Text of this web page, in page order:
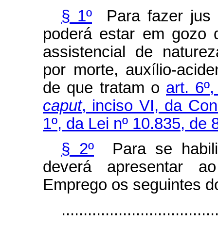
§ 1º Para fazer jus
poderá estar em gozo
assistencial de
por morte, auxílio-
de que tratam o art.
caput, inciso VI, da
1º, da Lei nº 10.835, de
§ 2º Para se
deverá apresentar
Emprego os seguintes